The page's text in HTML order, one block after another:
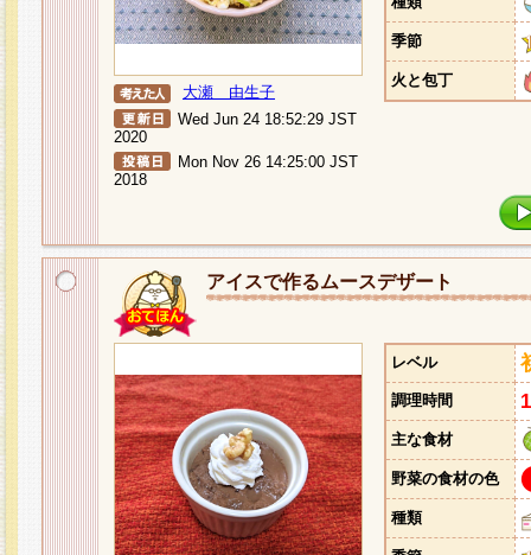
大瀬 由生子
Wed Jun 24 18:52:29 JST
2020
Mon Nov 26 14:25:00 JST
2018
季節
火と包丁
アイスで作るムースデザート
レベル
調理時間
主な食材
野菜の食材の色
種類